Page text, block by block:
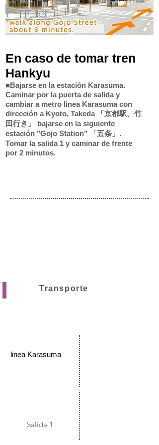
En caso de tomar tren
Hankyu
■Bajarse en la estación Karasuma.
Caminar por la puerta de salida y
cambiar a metro linea Karasuma con
dirección a Kyoto, Takeda 「京都駅、竹
田行き」 bajarse en la siguiente
estación "Gojo Station" 「五条」.
Tomar la salida 1 y caminar de frente
por 2 minutos.
Transporte
linea Karasuma
Gojo
Salida 1